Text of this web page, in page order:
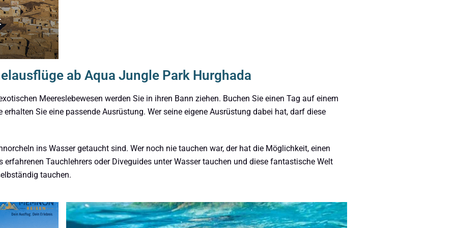
ab Aqua Jungle Park Hurghada
Meereslebewesen werden Sie in ihren Bann ziehen. Buchen Sie einen Tag auf einem
Sie eine passende Ausrüstung. Wer seine eigene Ausrüstung dabei hat, darf diese
ins Wasser getaucht sind. Wer noch nie tauchen war, der hat die Möglichkeit, einen
Tauchlehrers oder Diveguides unter Wasser tauchen und diese fantastische Welt
tauchen.